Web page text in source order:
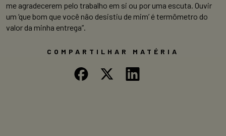
me agradecerem pelo trabalho em si ou por uma escuta. Ouvir
um ‘que bom que você não desistiu de mim’ é termômetro do
valor da minha entrega”.
COMPARTILHAR MATÉRIA